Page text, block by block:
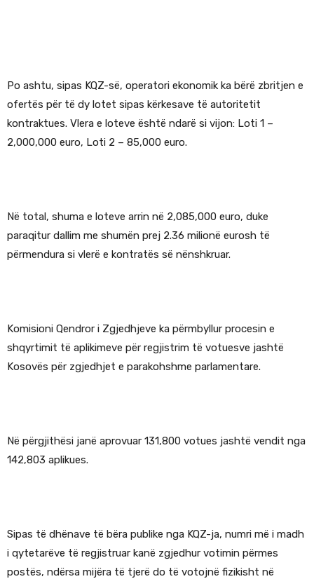
Po ashtu, sipas KQZ-së, operatori ekonomik ka bërë zbritjen e
ofertës për të dy lotet sipas kërkesave të autoritetit
kontraktues. Vlera e loteve është ndarë si vijon: Loti 1 –
2,000,000 euro, Loti 2 – 85,000 euro.
Në total, shuma e loteve arrin në 2,085,000 euro, duke
paraqitur dallim me shumën prej 2.36 milionë eurosh të
përmendura si vlerë e kontratës së nënshkruar.
Komisioni Qendror i Zgjedhjeve ka përmbyllur procesin e
shqyrtimit të aplikimeve për regjistrim të votuesve jashtë
Kosovës për zgjedhjet e parakohshme parlamentare.
Në përgjithësi janë aprovuar 131,800 votues jashtë vendit nga
142,803 aplikues.
Sipas të dhënave të bëra publike nga KQZ-ja, numri më i madh
i qytetarëve të regjistruar kanë zgjedhur votimin përmes
postës, ndërsa mijëra të tjerë do të votojnë fizikisht në